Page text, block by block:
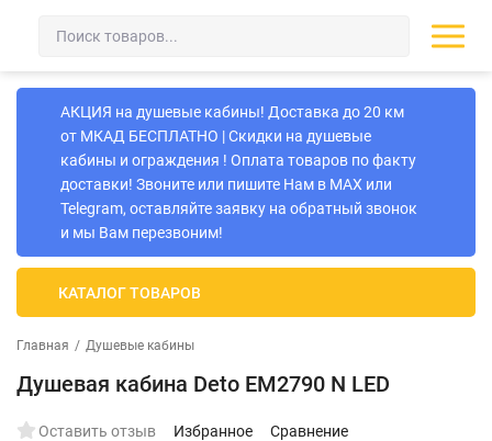
АКЦИЯ на душевые кабины! Доставка до 20 км
от МКАД БЕСПЛАТНО | Скидки на душевые
кабины и ограждения ! Оплата товаров по факту
доставки! Звоните или пишите Нам в MAX или
Telegram, оставляйте заявку на обратный звонок
и мы Вам перезвоним!
КАТАЛОГ ТОВАРОВ
Главная / Душевые кабины
Душевая кабина Deto EM2790 N LED
Оставить отзыв Избранное Сравнение